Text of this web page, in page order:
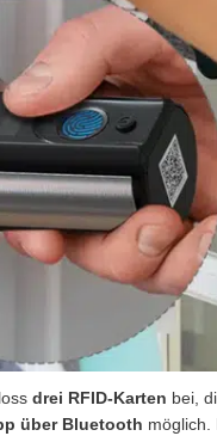
drei RFID-Karten bei,
über Bluetooth möglich.